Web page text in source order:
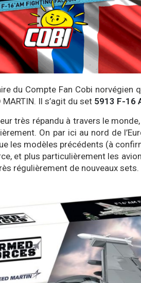
du Compte Fan Cobi norvégien
MARTIN. Il s’agit du set 5913 F-16
très répandu à travers le
On par ici au nord de
les modèles précédents (à
et plus particulièrement les
régulièrement de nouveaux sets.